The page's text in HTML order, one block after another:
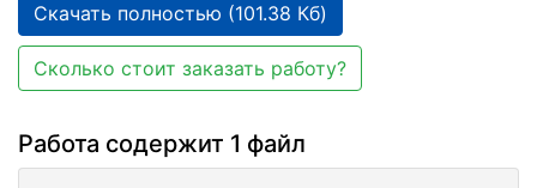
Скачать полностью (101.38 Кб)
Сколько стоит заказать работу?
Работа содержит 1 файл